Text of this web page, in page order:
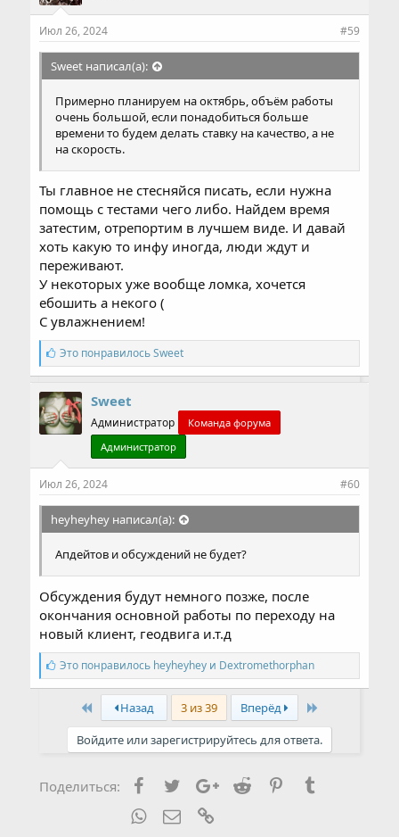
Июл 26, 2024 #59
Sweet написал(а):
Примерно планируем на октябрь, объём работы
очень большой, если понадобиться больше
времени то будем делать ставку на качество, а не
на скорость.
Ты главное не стесняйся писать, если нужна
помощь с тестами чего либо. Найдем время
затестим, отрепортим в лучшем виде. И давай
хоть какую то инфу иногда, люди ждут и
переживают.
У некоторых уже вообще ломка, хочется
ебошить а некого (
С увлажнением!
С
и
м
п
а
т
и
:
Это понравилосьSweet
Sweet
Администратор
Команда форума
Администратор
Июл 26, 2024 #60
heyheyhey написал(а):
Апдейтов и обсуждений не будет?
Обсуждения будут немного позже, после
окончания основной работы по переходу на
новый клиент, геодвига и.т.д
С
и
м
Это понравилось heyheyhey и Dextromethorphan
First Назад 3 из 39 Вперёд Last
Войдите или зарегистрируйтесь для ответа.
Поделиться: FacebookTwitterGoogle+
Reddit Pinterest
WhatsAppЭлектронная почта